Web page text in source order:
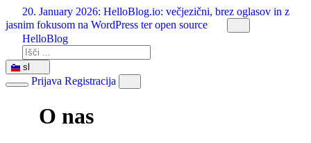
Preskoči
na
vsebino
20. January 2026: HelloBlog.io: večjezični, brez oglasov in z
jasnim fokusom na WordPress ter open source
HelloBlog
sl
Prijava Registracija
O nas